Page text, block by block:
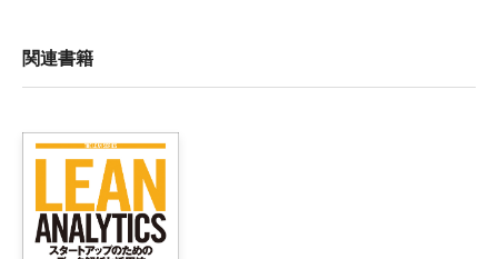
I部　イントロダクション
1章　トラクションチャネル
    トラクション獲得における課題と戦略
    19のトラクションチャネル
    まとめ
関連書籍